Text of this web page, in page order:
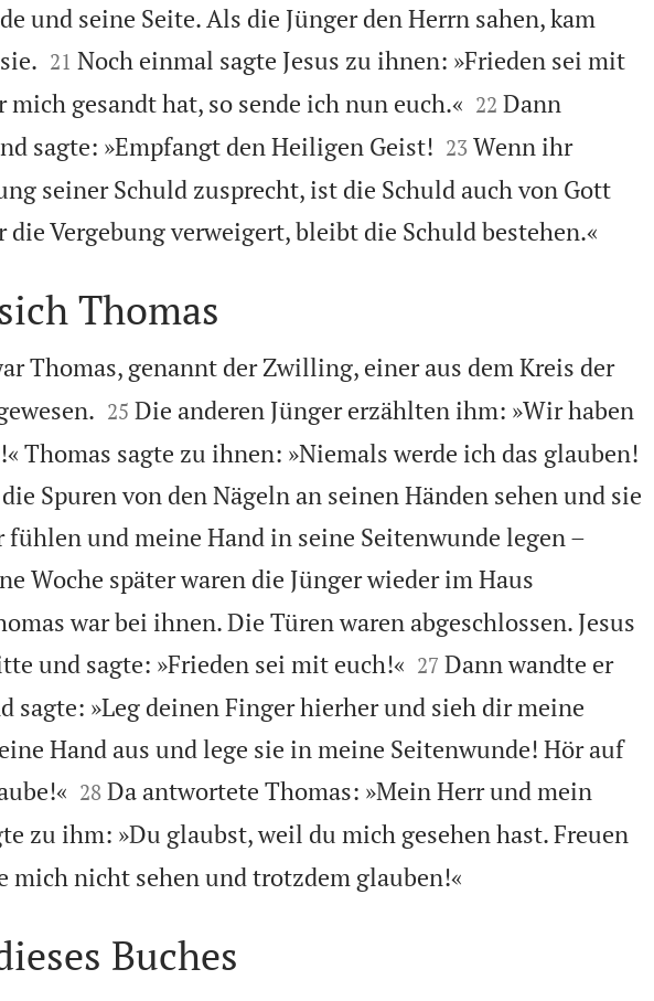
und seine Seite. Als die Jünger den Herrn sahen, kam

21 Noch einmal sagte Jesus zu ihnen: »Frieden sei mit
mich gesandt hat, so sende ich nun euch.«
22 Dann
sagte: »Empfangt den Heiligen Geist!
23 Wenn ihr
seiner Schuld zusprecht, ist die Schuld auch von Gott
die Vergebung verweigert, bleibt die Schuld bestehen.«
Thomas
Thomas, genannt der Zwilling, einer aus dem Kreis der

25 Die anderen Jünger erzählten ihm: »Wir haben
Thomas sagte zu ihnen: »Niemals werde ich das glauben!
Spuren von den Nägeln an seinen Händen sehen und sie
und meine Hand in seine Seitenwunde legen –
Woche später waren die Jünger wieder im Haus
war bei ihnen. Die Türen waren abgeschlossen. Jesus
und sagte: »Frieden sei mit euch!«
27 Dann wandte er
sagte: »Leg deinen Finger hierher und sieh dir meine
Hand aus und lege sie in meine Seitenwunde! Hör auf

28 Da antwortete Thomas: »Mein Herr und mein
zu ihm: »Du glaubst, weil du mich gesehen hast. Freuen
mich nicht sehen und trotzdem glauben!«
Buches